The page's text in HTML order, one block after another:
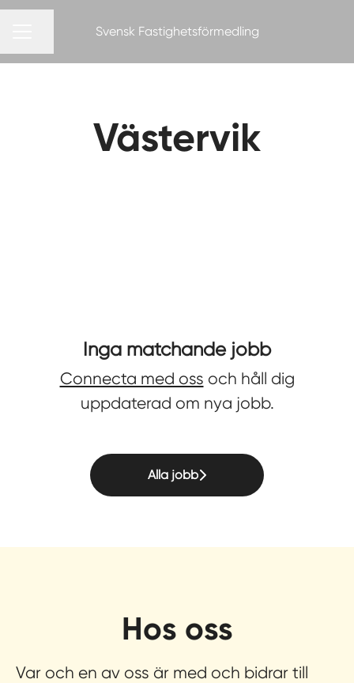
Svensk Fastighetsförmedling
Västervik
Inga matchande jobb
Connecta med oss och håll dig
uppdaterad om nya jobb.
Alla jobb
Hos oss
Var och en av oss är med och bidrar till